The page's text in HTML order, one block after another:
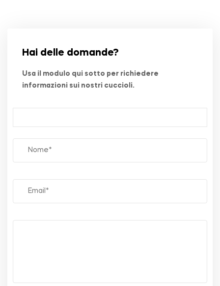
Hai delle domande?
Usa il modulo qui sotto per richiedere
informazioni sui nostri cuccioli.